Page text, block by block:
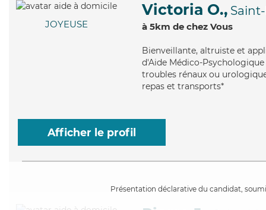
JOYEUSE
Victoria O.,
à 5km de chez Vous
Bienveillante, altruiste et
d'Aide Médico-
troubles rénaux ou
repas et transports*
Afficher le profil
Présentation déclarative du candidat,